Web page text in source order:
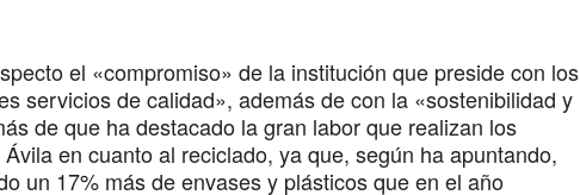
el «compromiso» de la institución que preside con los
servicios de calidad», además de con la «sostenibilidad y
de que ha destacado la gran labor que realizan los
en cuanto al reciclado, ya que, según ha apuntando,
un 17% más de envases y plásticos que en el año